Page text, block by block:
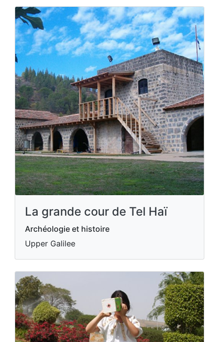
La grande cour de Tel Haï
Archéologie et histoire
Upper Galilee